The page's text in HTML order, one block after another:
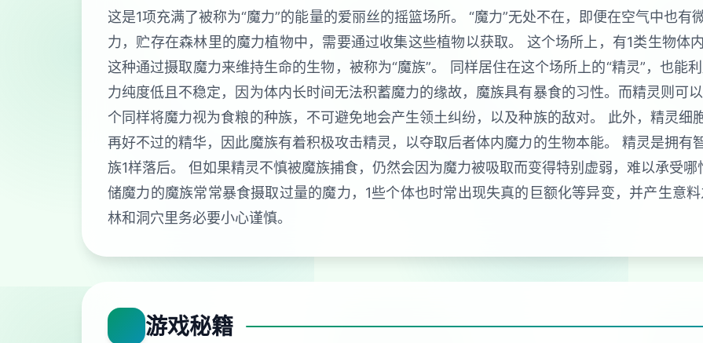
这是1项充满了被称为“魔力”的能量的爱丽丝的摇篮场所。 “魔力”无处不在，即便在空气中也有
力，贮存在森林里的魔力植物中，需要通过收集这些植物以获取。 这个场所上，有1类生物体
这种通过摄取魔力来维持生命的生物，被称为“魔族”。 同样居住在这个场所上的“精灵”，也能
力纯度低且不稳定，因为体内长时间无法积蓄魔力的缘故，魔族具有暴食的习性。而精灵则可
个同样将魔力视为食粮的种族，不可避免地会产生领土纠纷，以及种族的敌对。 此外，精灵细
再好不过的精华，因此魔族有着积极攻击精灵，以夺取后者体内魔力的生物本能。 精灵是拥有
族1样落后。 但如果精灵不慎被魔族捕食，仍然会因为魔力被吸取而变得特别虚弱，难以承受
储魔力的魔族常常暴食摄取过量的魔力，1些个体也时常出现失真的巨额化等异变，并产生意
林和洞穴里务必要小心谨慎。
游戏秘籍